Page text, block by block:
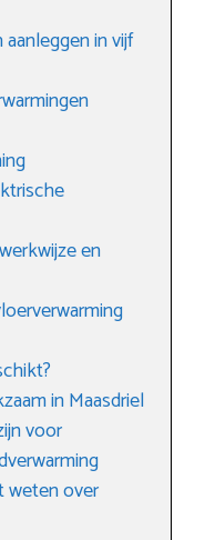
in vijf
en
in Maasdriel
voor
weten over